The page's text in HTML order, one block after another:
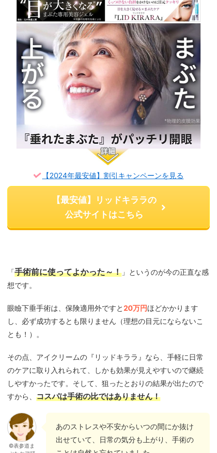
【2024年最安値】割引キャンペーンを見る
【最安値】リッドキララの
公式サイトはこちら
「手術前に使ってよかった～！ 」というのが今の正直な感
想です。
眼瞼下垂手術は、保険適用外ですと 20万円ほどかかります
し、必ず成功するとも限りません（理想の目元にならないこ
とも！）。
その点、アイクリームの『リッドキララ』なら、手軽に日常
のケアに取り入れられて、しかも効果が見えやすいので継続
しやすかったです。そして、狙ったとおりの結果が出たので
すから、 コスパは手術の比ではありません！
©表参道ま
あのストレスや不安からいつの間にか抜け
出せていて、日常の気分も上がり、手術の